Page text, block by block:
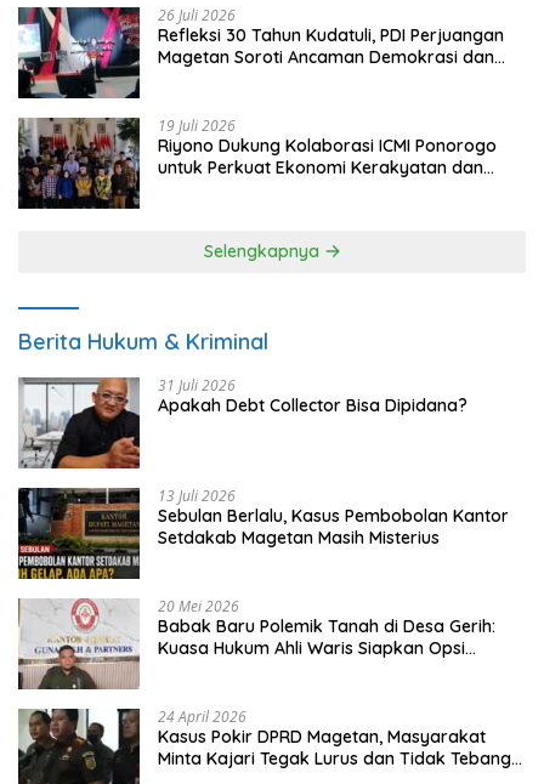
26 Juli 2026
Refleksi 30 Tahun Kudatuli, PDI Perjuangan
Magetan Soroti Ancaman Demokrasi dan
19 Juli 2026
Riyono Dukung Kolaborasi ICMI Ponorogo
untuk Perkuat Ekonomi Kerakyatan dan
Selengkapnya
Berita Hukum & Kriminal
31 Juli 2026
Apakah Debt Collector Bisa Dipidana?
13 Juli 2026
Sebulan Berlalu, Kasus Pembobolan Kantor
Setdakab Magetan Masih Misterius
20 Mei 2026
Babak Baru Polemik Tanah di Desa Gerih:
Kuasa Hukum Ahli Waris Siapkan Opsi
24 April 2026
Kasus Pokir DPRD Magetan, Masyarakat
Minta Kajari Tegak Lurus dan Tidak Tebang